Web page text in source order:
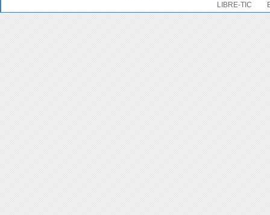
LIBRE-TIC